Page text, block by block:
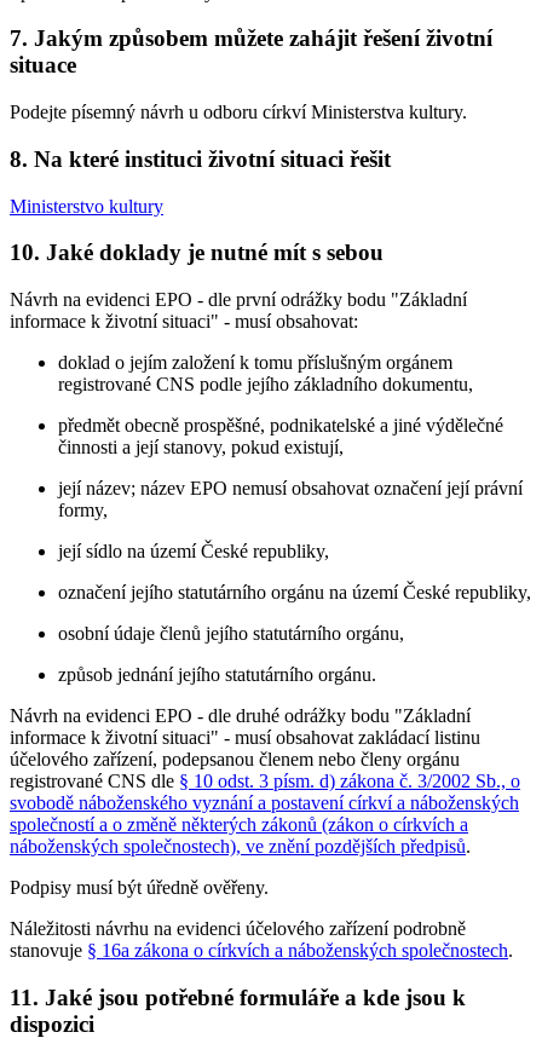
7. Jakým způsobem můžete zahájit řešení životní
situace
Podejte písemný návrh u odboru církví Ministerstva kultury.
8. Na které instituci životní situaci řešit
Ministerstvo kultury
10. Jaké doklady je nutné mít s sebou
Návrh na evidenci EPO - dle první odrážky bodu "Základní
informace k životní situaci" - musí obsahovat:
doklad o jejím založení k tomu příslušným orgánem
registrované CNS podle jejího základního dokumentu,
předmět obecně prospěšné, podnikatelské a jiné výdělečné
činnosti a její stanovy, pokud existují,
její název; název EPO nemusí obsahovat označení její právní
formy,
její sídlo na území České republiky,
označení jejího statutárního orgánu na území České republiky,
osobní údaje členů jejího statutárního orgánu,
způsob jednání jejího statutárního orgánu.
Návrh na evidenci EPO - dle druhé odrážky bodu "Základní
informace k životní situaci" - musí obsahovat zakládací listinu
účelového zařízení, podepsanou členem nebo členy orgánu
registrované CNS dle § 10 odst. 3 písm. d) zákona č. 3/2002 Sb., o
svobodě náboženského vyznání a postavení církví a náboženských
společností a o změně některých zákonů (zákon o církvích a
náboženských společnostech), ve znění pozdějších předpisů.
Podpisy musí být úředně ověřeny.
Náležitosti návrhu na evidenci účelového zařízení podrobně
stanovuje § 16a zákona o církvích a náboženských společnostech.
11. Jaké jsou potřebné formuláře a kde jsou k
dispozici